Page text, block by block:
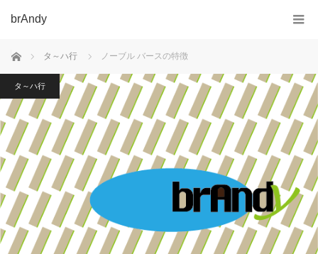
brAndy
ホーム タ～ハ行 ノーブル バースの特徴
タ～ハ行